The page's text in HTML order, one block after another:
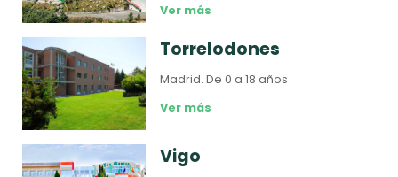
Ver más
Torrelodones
Madrid.De 0 a 18 años
Ver más
Vigo